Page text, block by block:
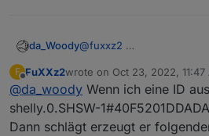
da_Woody@fuxxz2
wo ist das problem? hab
raumlicht (shelly1)
F
Offline
FuXXz2wrote on Oct 23, 2022, 11:47
last edited by
@da_woody Wenn ich eine ID
shelly.0.SHSW-
Dann schlägt erzeugt er